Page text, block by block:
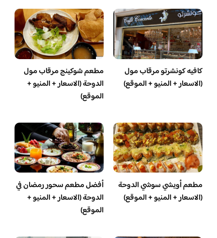
كافيه كونشرتو مرقاب مول
(الاسعار + المنيو + الموقع)
مطعم شوكينج مرقاب مول
الدوحة (الاسعار + المنيو +
الموقع)
مطعم أويشي سوشي الدوحة
(الاسعار + المنيو + الموقع)
أفضل مطعم سحور رمضان في
الدوحة (الاسعار + المنيو +
الموقع)